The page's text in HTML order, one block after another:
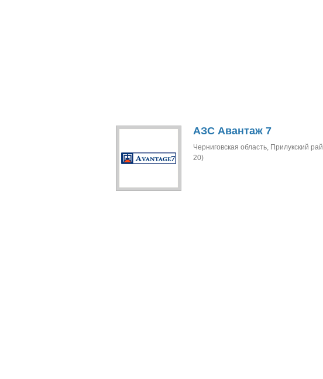
АЗС Авантаж 7
Черниговская область, Прилукский
20)